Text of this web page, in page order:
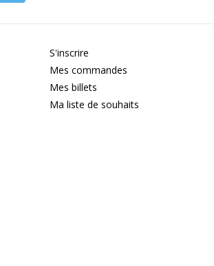
S'inscrire
Mes commandes
Mes billets
Ma liste de souhaits